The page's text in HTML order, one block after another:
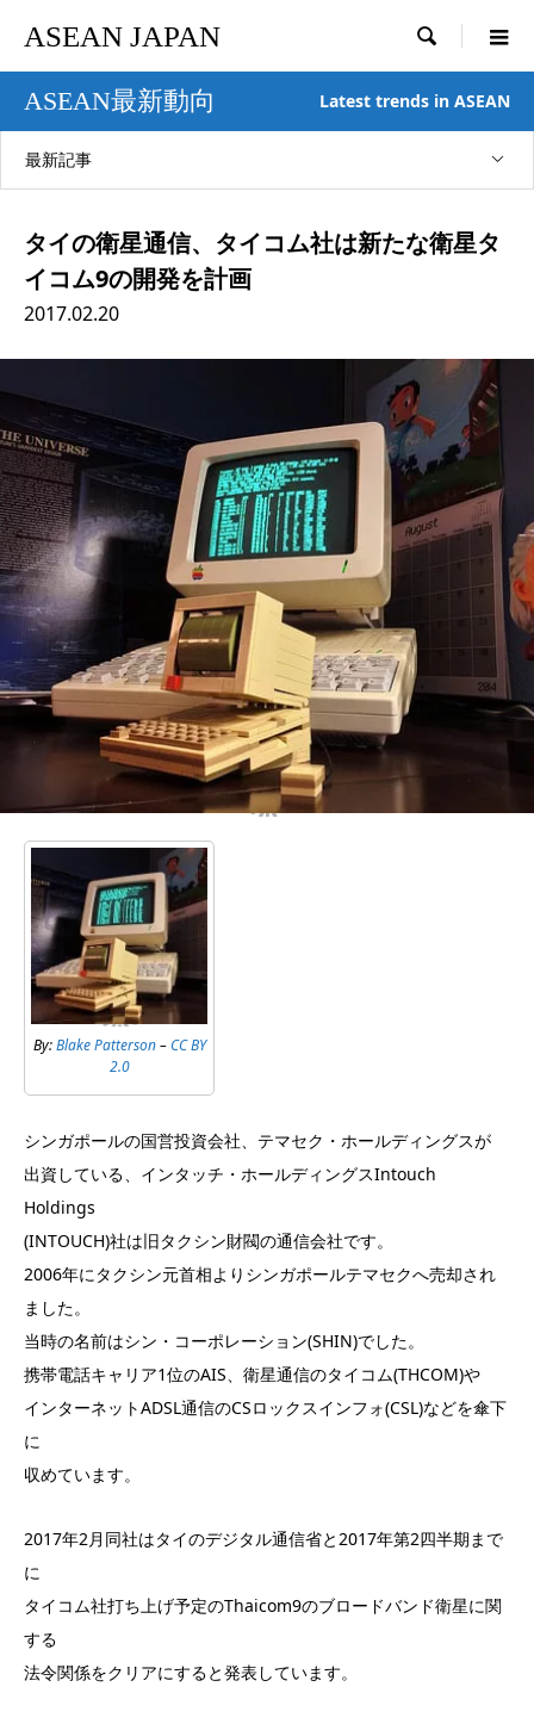
ASEAN JAPAN 
ASEAN最新動向 Latest trends in ASEAN
最新記事
タイの衛星通信、タイコム社は新たな衛星タ
イコム9の開発を計画
2017.02.20
By:Blake Patterson–CC BY
2.0
シンガポールの国営投資会社、テマセク・ホールディングスが
出資している、インタッチ・ホールディングスIntouch
Holdings
(INTOUCH)社は旧タクシン財閥の通信会社です。
2006年にタクシン元首相よりシンガポールテマセクへ売却され
ました。
当時の名前はシン・コーポレーション(SHIN)でした。
携帯電話キャリア1位のAIS、衛星通信のタイコム(THCOM)や
インターネットADSL通信のCSロックスインフォ(CSL)などを傘下
に
収めています。
2017年2月同社はタイのデジタル通信省と2017年第2四半期まで
に
タイコム社打ち上げ予定のThaicom9のブロードバンド衛星に関
する
法令関係をクリアにすると発表しています。